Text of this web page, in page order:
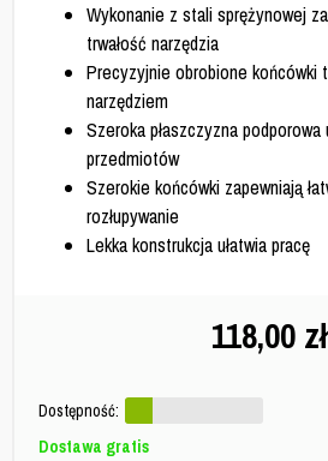
Wykonanie z stali sprężynowej
trwałość narzędzia
Precyzyjnie obrobione końcówki
narzędziem
Szeroka płaszczyzna podporowa
przedmiotów
Szerokie końcówki zapewniają
rozłupywanie
Lekka konstrukcja ułatwia pracę
118,00 zł
Dostępność:
Dostawa gratis